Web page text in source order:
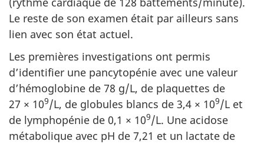
Le reste de son examen était par ailleurs sans
lien avec son état actuel.
Les premières investigations ont permis
d’identifier une pancytopénie avec une valeur
d’hémoglobine de 78 g/L, de plaquettes de
27 × 109/L, de globules blancs de 3,4 × 109/L et
de lymphopénie de 0,1 × 109/L. Une acidose
métabolique avec pH de 7,21 et un lactate de